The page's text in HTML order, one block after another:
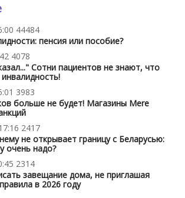
44484
пенсия или пособие?
4078
Сотни пациентов не знают, что
3983
больше не будет! Магазины Mere
2417
не открывает границу с Беларусью:
очень надо?
2314
завещание дома, не приглашая
в 2026 году